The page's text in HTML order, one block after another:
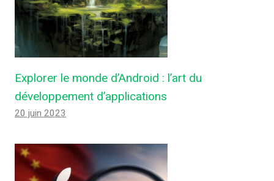
Explorer le monde d’Android : l’art du
développement d’applications
20 juin 2023